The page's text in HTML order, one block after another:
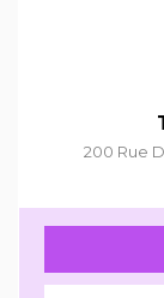
200 Rue